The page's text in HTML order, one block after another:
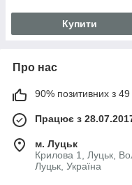
Купити
Про нас
90% позитивних з 49
Працює з
м. Луцьк
Крилова 1, Луцьк,
Луцьк, Україна